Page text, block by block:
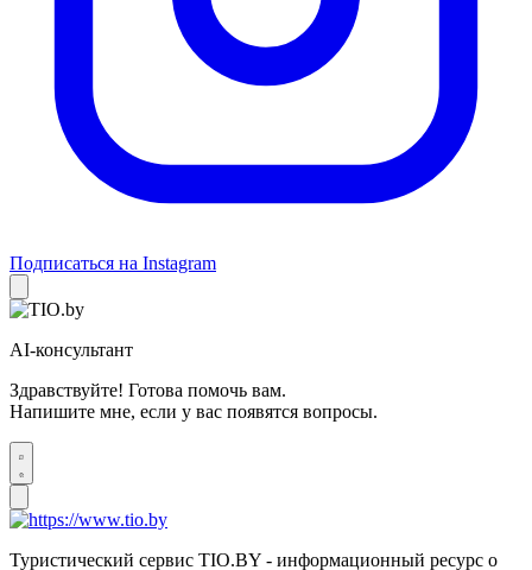
Подписаться на Instagram
AI-консультант
Здравствуйте! Готова помочь вам.
Напишите мне, если у вас появятся вопросы.
Туристический сервис TIO.BY - информационный ресурс о